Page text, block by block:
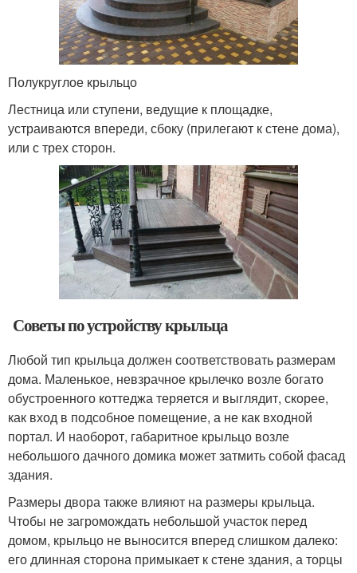
Полукруглое крыльцо
Лестница или ступени, ведущие к площадке,
устраиваются впереди, сбоку (прилегают к стене дома),
или с трех сторон.
Советы по устройству крыльца
Любой тип крыльца должен соответствовать размерам
дома. Маленькое, невзрачное крылечко возле богато
обустроенного коттеджа теряется и выглядит, скорее,
как вход в подсобное помещение, а не как входной
портал. И наоборот, габаритное крыльцо возле
небольшого дачного домика может затмить собой фасад
здания.
Размеры двора также влияют на размеры крыльца.
Чтобы не загромождать небольшой участок перед
домом, крыльцо не выносится вперед слишком далеко:
его длинная сторона примыкает к стене здания, а торцы